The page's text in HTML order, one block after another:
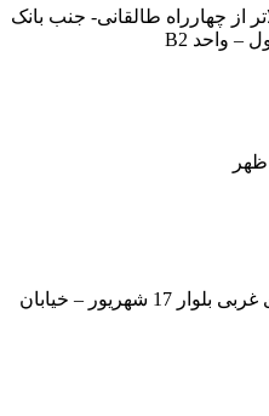
از چهارراه طالقانی- جنب بانک
تهران – بزرگراه فتح – انتهای غربی بلوار 17 شهریور – خیابان